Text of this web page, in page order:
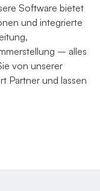
Software bietet
und integrierte
– alles
von unserer
Partner und lassen